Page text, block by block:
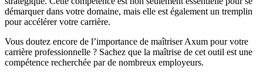
démarquer dans votre domaine, mais elle est également un tremplin
pour accélérer votre carrière.
Vous doutez encore de l’importance de maîtriser Axum pour votre
carrière professionnelle ? Sachez que la maîtrise de cet outil est une
compétence recherchée par de nombreux employeurs.